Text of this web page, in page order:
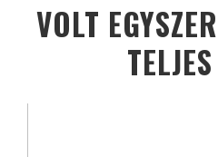
VOLT